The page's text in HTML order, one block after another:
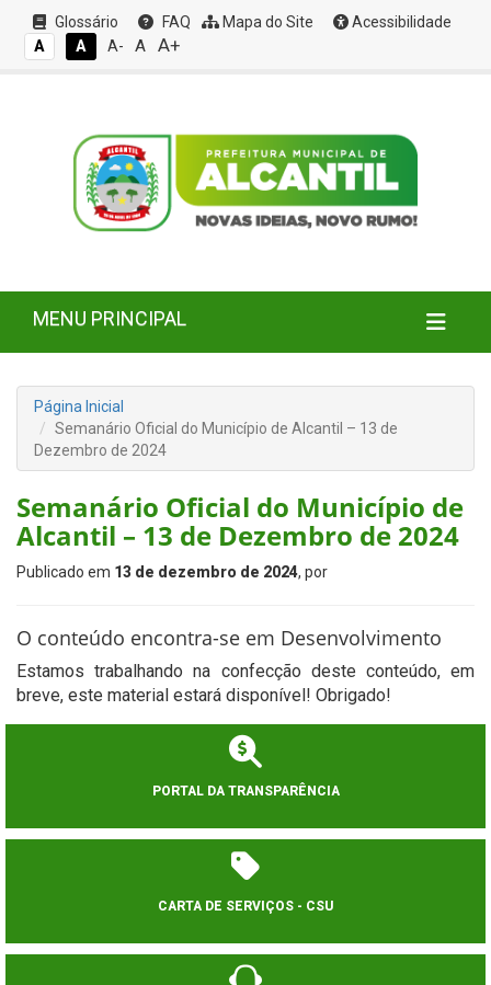
Glossário FAQ Mapa do Site
Acessibilidade
A
A A- A A+
MENU PRINCIPAL
Página Inicial
Semanário Oficial do Município de Alcantil – 13 de
Dezembro de 2024
Semanário Oficial do Município de
Alcantil – 13 de Dezembro de 2024
Publicado em 13 de dezembro de 2024, por
O conteúdo encontra-se em Desenvolvimento
Estamos trabalhando na confecção deste conteúdo, em
breve, este material estará disponível! Obrigado!
PORTAL DA TRANSPARÊNCIA
CARTA DE SERVIÇOS - CSU